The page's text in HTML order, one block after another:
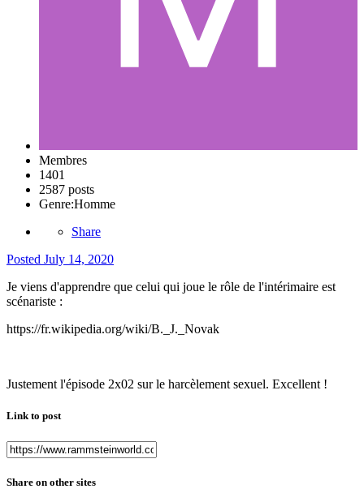
Membres
1401
2587 posts
Genre:Homme
Share
Posted July 14, 2020
Je viens d'apprendre que celui qui joue le rôle de l'intérimaire est
scénariste :
https://fr.wikipedia.org/wiki/B._J._Novak
Justement l'épisode 2x02 sur le harcèlement sexuel. Excellent !
Link to post
Share on other sites